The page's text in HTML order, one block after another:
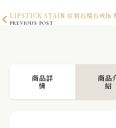
LIPSTICK STAIN 紅唇石榴石戒
PREVIOUS POST
商品詳
情
商品
紹